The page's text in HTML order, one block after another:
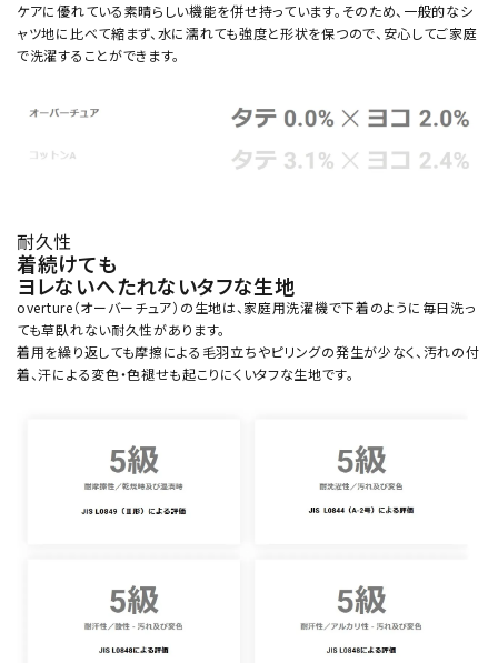
ケアに優れている素晴らしい機能を併せ持っています。そのため、一般的なシ
ャツ地に比べて縮まず、水に濡れても強度と形状を保つので、安心してご家庭
で洗濯することができます。
耐久性
着続けても
ヨレないへたれないタフな生地
overture（オーバーチュア）の生地は、家庭用洗濯機で下着のように毎日洗っ
ても草臥れない耐久性があります。
着用を繰り返しても摩擦による毛羽立ちやピリングの発生が少なく、汚れの付
着、汗による変色・色褪せも起こりにくいタフな生地です。